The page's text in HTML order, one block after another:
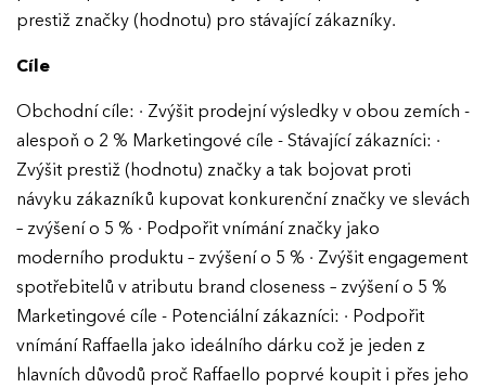
prestiž značky (hodnotu) pro stávající zákazníky.
Cíle
Obchodní cíle: · Zvýšit prodejní výsledky v obou zemích -
alespoň o 2 % Marketingové cíle - Stávající zákazníci: ·
Zvýšit prestiž (hodnotu) značky a tak bojovat proti
návyku zákazníků kupovat konkurenční značky ve slevách
– zvýšení o 5 % · Podpořit vnímání značky jako
moderního produktu – zvýšení o 5 % · Zvýšit engagement
spotřebitelů v atributu brand closeness – zvýšení o 5 %
Marketingové cíle - Potenciální zákazníci: · Podpořit
vnímání Raffaella jako ideálního dárku což je jeden z
hlavních důvodů proč Raffaello poprvé koupit i přes jeho